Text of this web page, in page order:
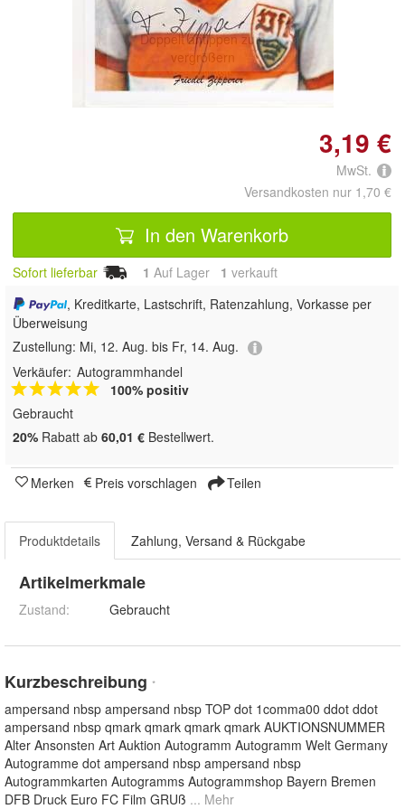
Doppelt antippen zum
vergrößern
3,19 €
MwSt.
Versandkosten nur 1,70 €
In den Warenkorb
Sofort lieferbar 1 Auf Lager 1 verkauft
, Kreditkarte, Lastschrift, Ratenzahlung, Vorkasse per
Überweisung
Zustellung: Mi, 12. Aug. bis Fr, 14. Aug.
Verkäufer: Autogrammhandel
100% positiv
Gebraucht
20% Rabatt ab 60,01 € Bestellwert.
Merken Preis vorschlagen Teilen
Produktdetails Zahlung, Versand & Rückgabe
Artikelmerkmale
Zustand: Gebraucht
Kurzbeschreibung *
ampersand nbsp ampersand nbsp TOP dot 1comma00 ddot ddot
ampersand nbsp qmark qmark qmark qmark AUKTIONSNUMMER
Alter Ansonsten Art Auktion Autogramm Autogramm Welt Germany
Autogramme dot ampersand nbsp ampersand nbsp
Autogrammkarten Autogramms Autogrammshop Bayern Bremen
DFB Druck Euro FC Film GRUß ... Mehr